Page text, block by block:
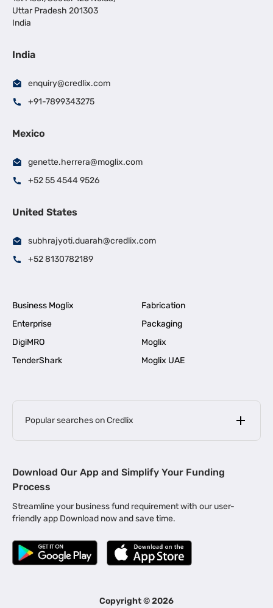
Uttar Pradesh 201303
India
India
enquiry@credlix.com
+91-7899343275
Mexico
genette.herrera@moglix.com
+52 55 4544 9526
United States
subhrajyoti.duarah@credlix.com
+52 8130782189
Business Moglix
Fabrication
Enterprise
Packaging
DigiMRO
Moglix
TenderShark
Moglix UAE
Popular searches on Credlix
MSME Loan for Startups |
Business Loan in Kerala | Business Loan in Bengaluru |
Business Loan for Manufacturers | Business Loan in Delhi
Business Loan for Machinery Purchase |
|
Business Loans for Women Entrepreneurs
Download Our App and Simplify Your Funding
Process
Streamline your business fund requirement with our user-
friendly app Download now and save time.
Copyright ©2026